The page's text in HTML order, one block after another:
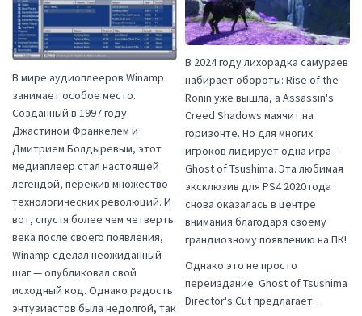
В мире аудиоплееров Winamp
занимает особое место.
Созданный в 1997 году
Джастином Франкелем и
Дмитрием Болдыревым, этот
медиаплеер стал настоящей
легендой, пережив множество
технологических революций. И
вот, спустя более чем четверть
века после своего появления,
Winamp сделал неожиданный
шаг — опубликовал свой
исходный код. Однако радость
энтузиастов была недолгой, так
В 2024 году лихорадка самураев
набирает обороты: Rise of the
Ronin уже вышла, а Assassin's
Creed Shadows маячит на
горизонте. Но для многих
игроков лидирует одна игра -
Ghost of Tsushima. Эта любимая
эксклюзив для PS4 2020 года
снова оказалась в центре
внимания благодаря своему
грандиозному появлению на ПК!
Однако это не просто
переиздание. Ghost of Tsushima
Director's Cut предлагает…